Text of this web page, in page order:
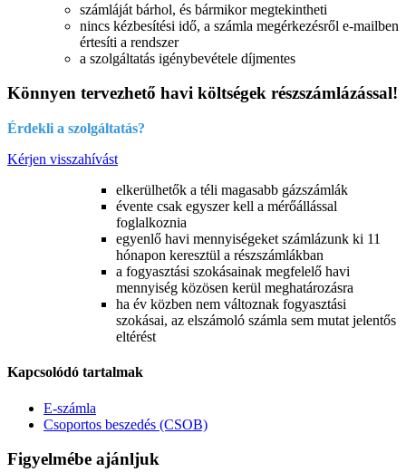
számláját bárhol, és bármikor megtekintheti
nincs kézbesítési idő, a számla megérkezésről e-mailben
értesíti a rendszer
a szolgáltatás igénybevétele díjmentes
Könnyen tervezhető havi költségek részszámlázással!
Érdekli a szolgáltatás?
Kérjen visszahívást
elkerülhetők a téli magasabb gázszámlák
évente csak egyszer kell a mérőállással
foglalkoznia
egyenlő havi mennyiségeket számlázunk ki 11
hónapon keresztül a részszámlákban
a fogyasztási szokásainak megfelelő havi
mennyiség közösen kerül meghatározásra
ha év közben nem változnak fogyasztási
szokásai, az elszámoló számla sem mutat jelentős
eltérést
Kapcsolódó tartalmak
E-számla
Csoportos beszedés (CSOB)
Figyelmébe ajánljuk